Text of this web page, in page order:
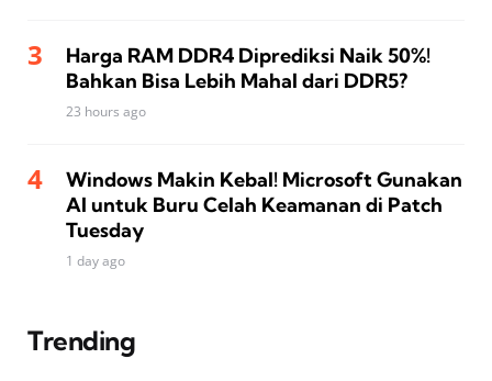
Harga RAM DDR4 Diprediksi Naik 50%!
Bahkan Bisa Lebih Mahal dari DDR5?
23 hours ago
Windows Makin Kebal! Microsoft Gunakan
AI untuk Buru Celah Keamanan di Patch
Tuesday
1 day ago
Trending